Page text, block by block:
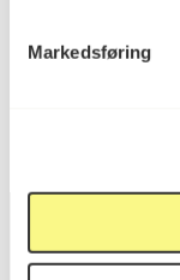
Markedsføring
Reference